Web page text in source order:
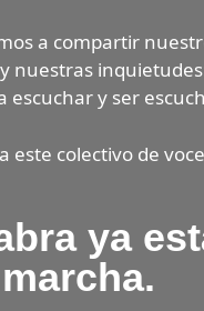
a compartir
nuestras
escuchar y ser
este colectivo de
ya
marcha.